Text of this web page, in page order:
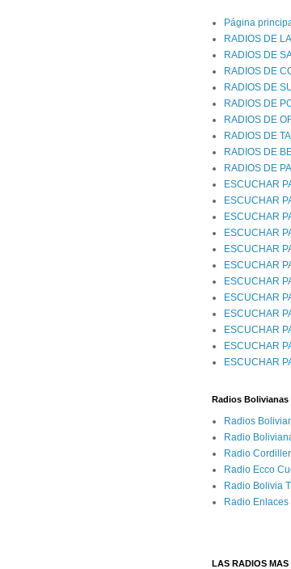
Página
RADIOS DE
RADIOS DE
RADIOS DE
RADIOS DE
RADIOS DE
RADIOS DE
RADIOS DE
RADIOS DE
RADIOS DE
ESCUCHAR
ESCUCHAR
ESCUCHAR
ESCUCHAR
ESCUCHAR
ESCUCHAR
ESCUCHAR
ESCUCHAR
ESCUCHAR
ESCUCHAR
ESCUCHAR
ESCUCHAR
Radios Bolivianas
Radios
Radio
Radio
Radio Ecco
Radio Bolivia
Radio
LAS RADIOS MAS